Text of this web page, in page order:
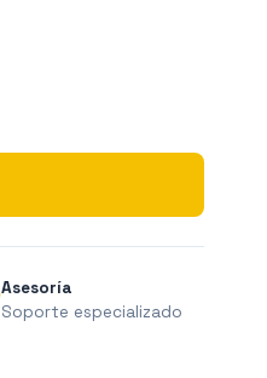
Asesoría
Soporte especializado